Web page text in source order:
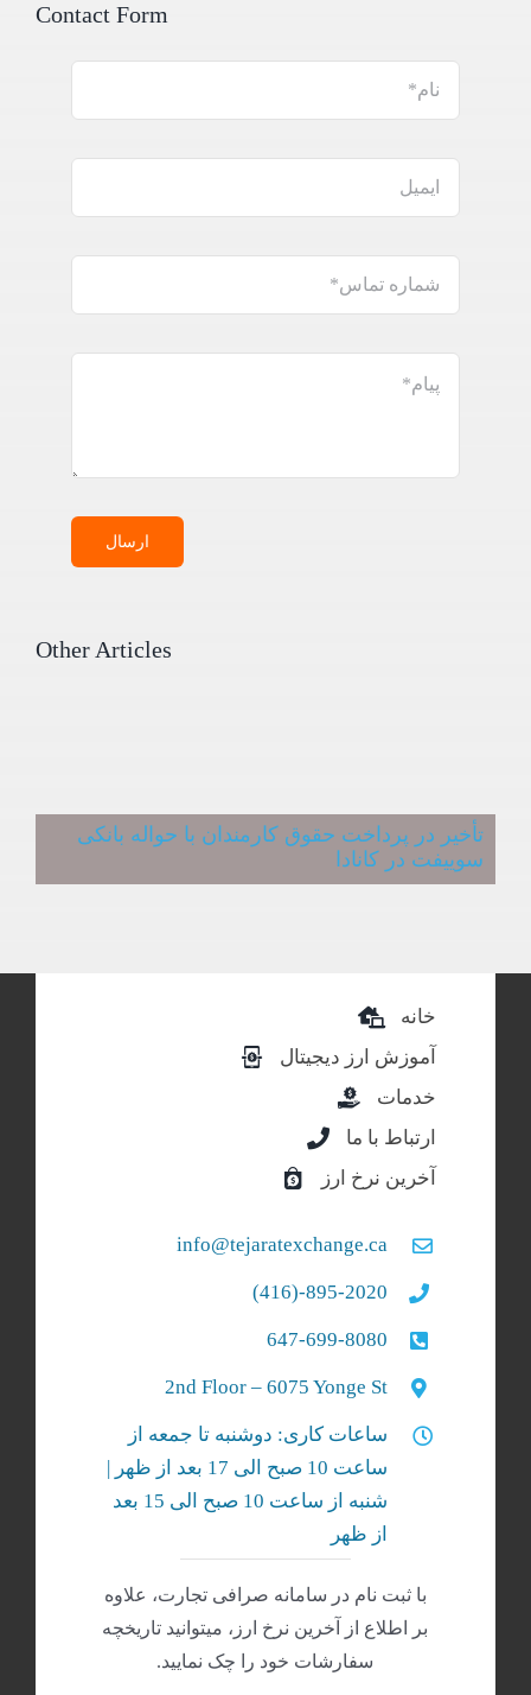
Contact Form
ارسال
Other Articles
تأخیر در پرداخت حقوق کارمندان با حواله بانکی
سوییفت در کانادا
خانه
آموزش ارز دیجیتال
خدمات
ارتباط با ما
آخرین نرخ ارز
info@tejaratexchange.ca
895-2020-(416)
647-699-8080
2nd Floor – 6075 Yonge St
ساعات کاری: دوشنبه تا جمعه از
ساعت 10 صبح الی 17 بعد از ظهر |
شنبه‌ از ساعت 10 صبح الی 15 بعد
از ظهر
با ثبت نام در سامانه صرافی تجارت، علاوه
بر اطلاع از آخرین نرخ ارز، میتوانید تاریخچه
سفارشات خود را چک نمایید.